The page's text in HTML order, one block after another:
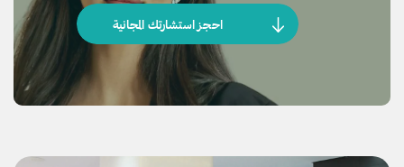
احجز استشارتك المجانية